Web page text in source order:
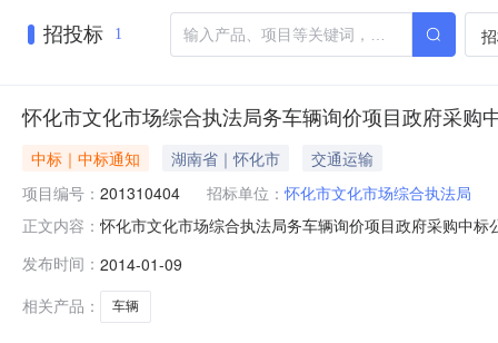
招投标 1
怀化市文化市场综合执法局务车辆询价项目政府采购
中标｜中标通知 湖南省｜怀化市
交通运输
项目编号： 201310404 招标单位： 怀化市文化市场综合执法局
正文内容： 怀化市文化市场综合执法局务车辆询价项目政府采购中
果公告如下：一、采购项目情况采购项目名称：公务车
发布时间： 2014-01-09
相关产品：
车辆